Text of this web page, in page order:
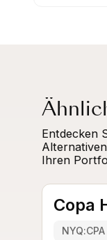
Entdecken
Ihren
Copa
NYQ:CPA